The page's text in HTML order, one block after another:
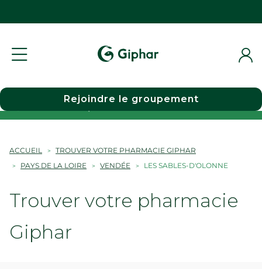
Choisir une pharmacie
Rejoindre le groupement
ACCUEIL
TROUVER VOTRE PHARMACIE GIPHAR
PAYS DE LA LOIRE
VENDÉE LES SABLES-D'OLONNE
Trouver votre pharmacie
Giphar